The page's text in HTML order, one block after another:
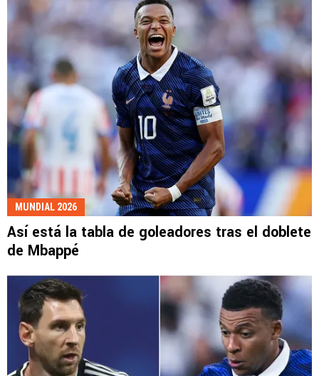
MUNDIAL 2026
Así está la tabla de goleadores tras el doblete
de Mbappé